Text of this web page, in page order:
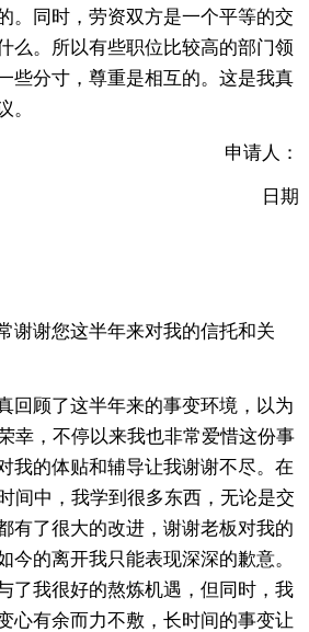
。同时，劳资双方是一个平等的交
么。所以有些职位比较高的部门领
些分寸，尊重是相互的。这是我真
。
申请人：
日期
谢谢您这半年来对我的信托和关
回顾了这半年来的事变环境，以为
幸，不停以来我也非常爱惜这份事
我的体贴和辅导让我谢谢不尽。在
间中，我学到很多东西，无论是交
有了很大的改进，谢谢老板对我的
今的离开我只能表现深深的歉意。
了我很好的熬炼机遇，但同时，我
心有余而力不敷，长时间的事变让